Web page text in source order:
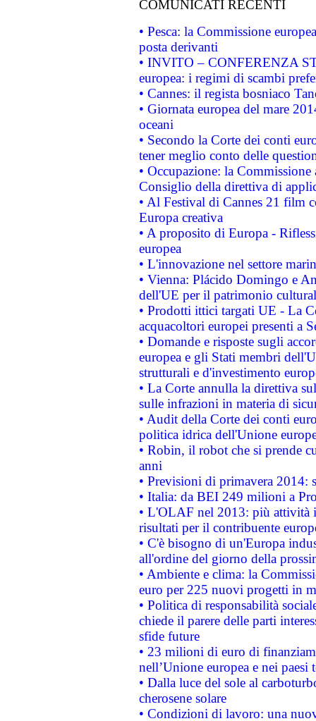
COMUNICATI RECENTI
• Pesca: la Commissione
posta derivanti
• INVITO – CONFERENZA
europea: i regimi di scambi
• Cannes: il regista bosniaco
• Giornata europea del mare
oceani
• Secondo la Corte dei conti
tener meglio conto delle
• Occupazione: la
Consiglio della direttiva di
• Al Festival di Cannes 21 film
Europa creativa
• A proposito di Europa -
europea
• L'innovazione nel settore
• Vienna: Plácido Domingo e
dell'UE per il patrimonio
• Prodotti ittici targati UE - La
acquacoltori europei presenti a
• Domande e risposte sugli
europea e gli Stati membri
strutturali e d'investimento
• La Corte annulla la direttiva
sulle infrazioni in materia di
• Audit della Corte dei conti
politica idrica dell'Unione
• Robin, il robot che si prende
anni
• Previsioni di primavera 2014:
• Italia: da BEI 249 milioni a
• L'OLAF nel 2013: più attività
risultati per il contribuente
• C'è bisogno di un'Europa
all'ordine del giorno della
• Ambiente e clima: la
euro per 225 nuovi progetti in
• Politica di responsabilità
chiede il parere delle parti
sfide future
• 23 milioni di euro di
nell’Unione europea e nei paesi
• Dalla luce del sole al
cherosene solare
• Condizioni di lavoro: una